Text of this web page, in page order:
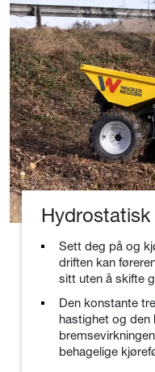
Sett deg på og
driften kan
sitt uten å skifte
Den konstante
hastighet og
behagelige